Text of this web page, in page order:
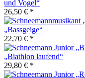
und Vogel“
26,50 € *
„Bassgeige“
22,70 € *
„Biathlon laufend“
29,80 € *